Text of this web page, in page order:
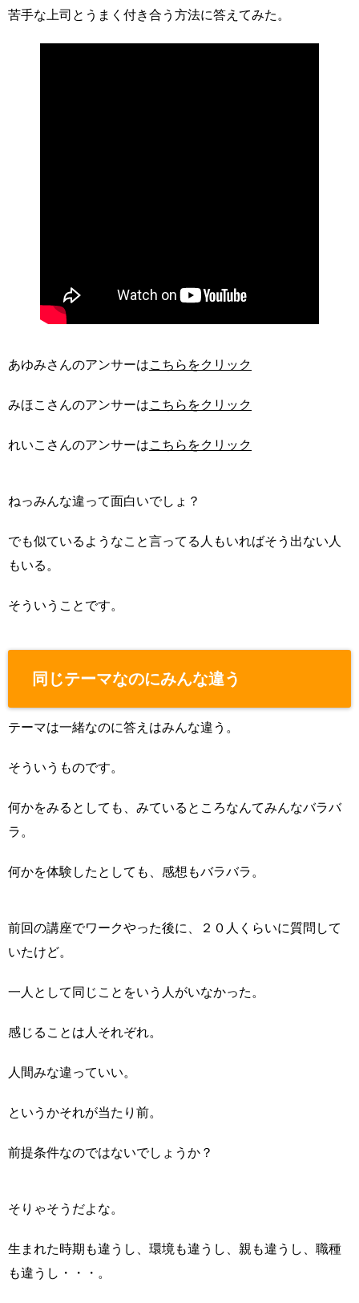
苦手な上司とうまく付き合う方法に答えてみた。
あゆみさんのアンサーはこちらをクリック
みほこさんのアンサーはこちらをクリック
れいこさんのアンサーはこちらをクリック
ねっみんな違って面白いでしょ？
でも似ているようなこと言ってる人もいればそう出ない人
もいる。
そういうことです。
同じテーマなのにみんな違う
テーマは一緒なのに答えはみんな違う。
そういうものです。
何かをみるとしても、みているところなんてみんなバラバ
ラ。
何かを体験したとしても、感想もバラバラ。
前回の講座でワークやった後に、２０人くらいに質問して
いたけど。
一人として同じことをいう人がいなかった。
感じることは人それぞれ。
人間みな違っていい。
というかそれが当たり前。
前提条件なのではないでしょうか？
そりゃそうだよな。
生まれた時期も違うし、環境も違うし、親も違うし、職種
も違うし・・・。